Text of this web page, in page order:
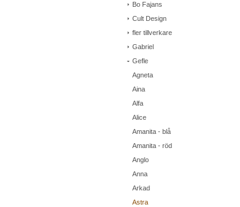
Bo Fajans
Cult Design
fler tillverkare
Gabriel
Gefle
Agneta
Aina
Alfa
Alice
Amanita - blå
Amanita - röd
Anglo
Anna
Arkad
Astra